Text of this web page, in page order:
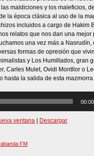
maldiciones y los maleficios,
la época clásica al uso de la
incluidos a cargo de Hakim
relatos que nos dan una mejor
una vez más a Nasrudín,
formas de opresión que
y Los Humillados, gran
Carles Mulet, Ovidi Montllor o
hasta la salida de esta
00:00
ventana Descargar
FM